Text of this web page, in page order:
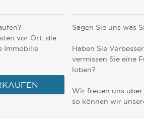
vor Ort, die
Immobilie
Sagen Sie uns was
Haben Sie
vermissen Sie eine
loben?
Wir freuen uns
so können wir